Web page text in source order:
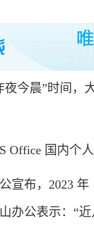
晨”时间，大
国内个人
布，2023 年
办公表示：“